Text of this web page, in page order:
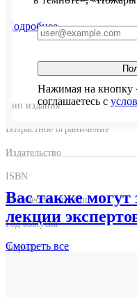
Подробнее
Тип издания
Возрастное ограничение
Издательство
ISBN
Количество страниц
Год выпуска
Формат
Нажимая на кнопку
соглашаетесь с
Вас также могут
лекции
Смотреть все